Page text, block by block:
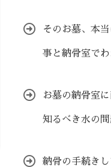
そのお墓、本
事と納骨室で
お墓の納骨室
知るべき水の
納骨の手続き